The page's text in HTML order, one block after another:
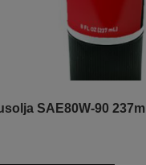
SAE80W-90 237ml